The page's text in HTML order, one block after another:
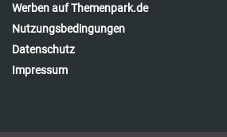
Werben auf Themenpark.de
Nutzungsbedingungen
Datenschutz
Impressum